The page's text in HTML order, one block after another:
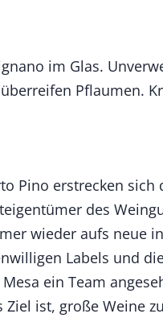
im Glas.
Pflaumen.
Pino erstrecken sich
des
wieder aufs neue
Labels und
ein Team
ist, große Weine